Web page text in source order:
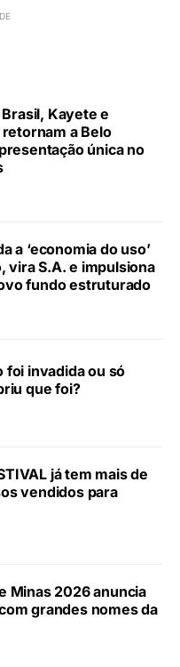
Kayete e
a Belo
única no
a ‘economia do uso’
vira S.A. e impulsiona
fundo estruturado
foi invadida ou só
que foi?
já tem mais de
vendidos para
Minas 2026 anuncia
grandes nomes da